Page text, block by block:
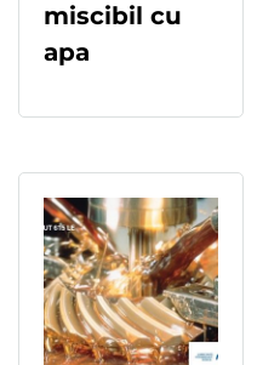
miscibil cu
apa